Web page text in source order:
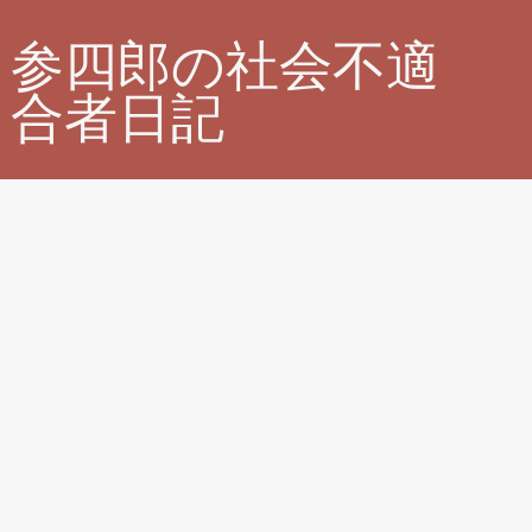
参四郎の社会不適
合者日記